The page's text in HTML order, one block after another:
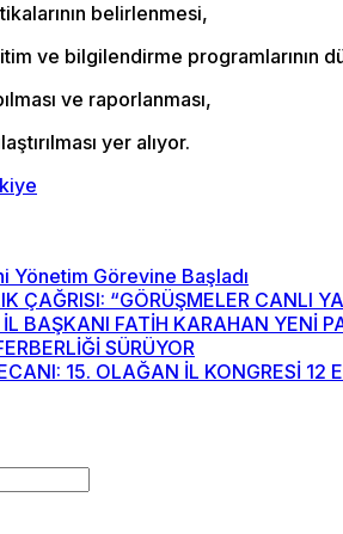
belirlenmesi,
ve bilgilendirme programlarının
ve raporlanması,
yer alıyor.
Yönetim Görevine Başladı
ÇAĞRISI: “GÖRÜŞMELER CANLI
BAŞKANI FATİH KARAHAN YENİ
SÜRÜYOR
15. OLAĞAN İL KONGRESİ 12